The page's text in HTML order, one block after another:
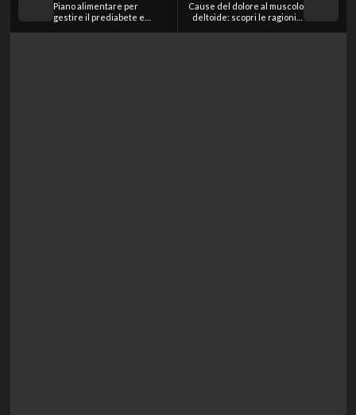
Piano alimentare per
gestire il prediabete e
Cause del dolore al muscolo
deltoide: scopri le ragioni e